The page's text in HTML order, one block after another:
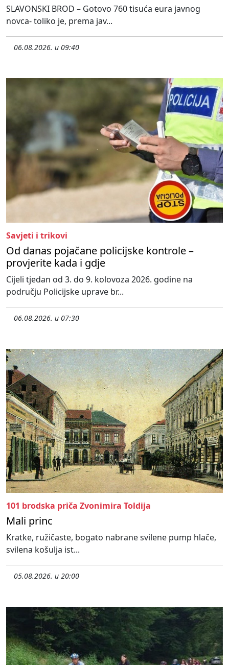
SLAVONSKI BROD – Gotovo 760 tisuća eura javnog
novca- toliko je, prema jav...
06.08.2026. u 09:40
Savjeti i trikovi
Od danas pojačane policijske kontrole –
provjerite kada i gdje
Cijeli tjedan od 3. do 9. kolovoza 2026. godine na
području Policijske uprave br...
06.08.2026. u 07:30
101 brodska priča Zvonimira Toldija
Mali princ
Kratke, ružičaste, bogato nabrane svilene pump hlače,
svilena košulja ist...
05.08.2026. u 20:00